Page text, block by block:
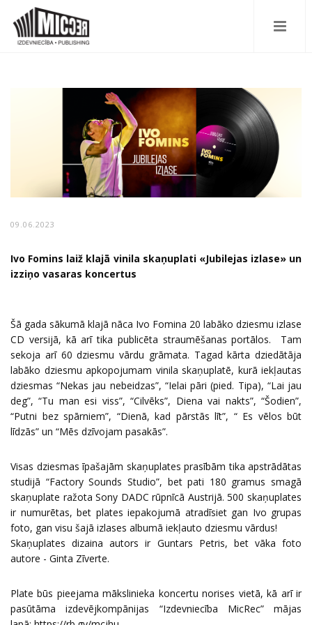
09.06.2023
Ivo Fomins laiž klajā vinila skaņuplati «Jubilejas izlase» un
izziņo vasaras koncertus
Šā gada sākumā klajā nāca Ivo Fomina 20 labāko dziesmu izlase
CD versijā, kā arī tika publicēta straumēšanas portālos. Tam
sekoja arī 60 dziesmu vārdu grāmata. Tagad kārta dziedātāja
labāko dziesmu apkopojumam vinila skaņuplatē, kurā iekļautas
dziesmas “Nekas jau nebeidzas”, “Ielai pāri (pied. Tipa), “Lai jau
deg”, “Tu man esi viss”, “Cilvēks”, Diena vai nakts”, “Šodien”,
“Putni bez spārniem”, “Dienā, kad pārstās līt”, “ Es vēlos būt
līdzās” un “Mēs dzīvojam pasakās”.
Visas dziesmas īpašajām skaņuplates prasībām tika apstrādātas
studijā “Factory Sounds Studio”, bet pati 180 gramus smagā
skaņuplate ražota Sony DADC rūpnīcā Austrijā. 500 skaņuplates
ir numurētas, bet plates iepakojumā atradīsiet gan Ivo grupas
foto, gan visu šajā izlases albumā iekļauto dziesmu vārdus!
Skaņuplates dizaina autors ir Guntars Petris, bet vāka foto
autore - Ginta Zīverte.
Plate būs pieejama mākslinieka koncertu norises vietā, kā arī ir
pasūtāma izdevējkompānijas “Izdevniecība MicRec” mājas